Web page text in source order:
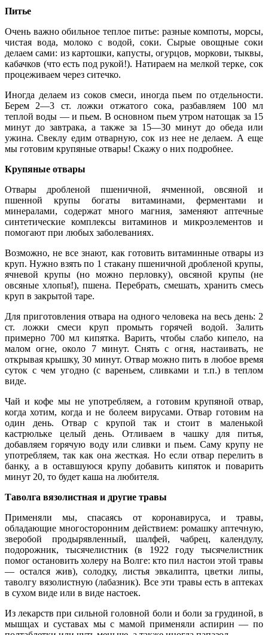
Питье
Очень важно обильное теплое питье: разные компоты, морсы,
чистая вода, молоко с водой, соки. Сырые овощные соки
делаем сами: из картошки, капусты, огурцов, моркови, тыквы,
кабачков (что есть под рукой!). Натираем на мелкой терке, сок
процеживаем через ситечко.
Иногда делаем из соков смеси, иногда пьем по отдельности.
Берем 2—3 ст. ложки отжатого сока, разбавляем 100 мл
теплой воды — и пьем. В основном пьем утром натощак за 15
минут до завтрака, а также за 15—30 минут до обеда или
ужина. Свеклу едим отварную, сок из нее не делаем. А еще
мы готовим крупяные отвары! Скажу о них подробнее.
Крупяные отвары
Отвары дробленой пшеничной, ячменной, овсяной и
пшенной крупы богаты витаминами, ферментами и
минералами, содержат много магния, заменяют аптечные
синтетические комплексы витаминов и микроэлементов и
помогают при любых заболеваниях.
Возможно, не все знают, как готовить витаминные отвары из
круп. Нужно взять по 1 стакану пшеничной дробленой крупы,
ячневой крупы (но можно перловку), овсяной крупы (не
овсяные хлопья!), пшена. Перебрать, смешать, хранить смесь
круп в закрытой таре.
Для приготовления отвара на одного человека на весь день: 2
ст. ложки смеси круп промыть горячей водой. Залить
примерно 700 мл кипятка. Варить, чтобы слабо кипело, на
малом огне, около 7 минут. Снять с огня, настаивать, не
открывая крышку, 30 минут. Отвар можно пить в любое время
суток с чем угодно (с вареньем, сливками и т.п.) в теплом
виде.
Чай и кофе мы не употребляем, а готовим крупяной отвар,
когда хотим, когда и не болеем вирусами. Отвар готовим на
один день. Отвар с крупой так и стоит в маленькой
кастрюльке целый день. Отливаем в чашку для питья,
добавляем горячую воду или сливки и пьем. Саму крупу не
употребляем, так как она жесткая. Но если отвар перелить в
банку, а в оставшуюся крупу добавить кипяток и поварить
минут 20, то будет каша на любителя.
Таволга вязолистная и другие травы
Применяли мы, спасаясь от коронавируса, и травы,
обладающие многосторонним действием: ромашку аптечную,
зверобой продырявленный, шалфей, чабрец, календулу,
подорожник, тысячелистник (в 1922 году тысячелистник
помог остановить холеру на Волге: кто пил настои этой травы
— остался жив), солодку, листья эвкалипта, цветки липы,
таволгу вязолистную (лабазник). Все эти травы есть в аптеках
в сухом виде или в виде настоек.
Из лекарств при сильной головной боли и боли за грудиной, в
мышцах и суставах мы с мамой применяли аспирин — по